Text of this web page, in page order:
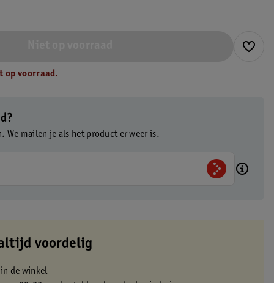
op voorraad.
We mailen je als het product er weer is.
voordelig
de winkel